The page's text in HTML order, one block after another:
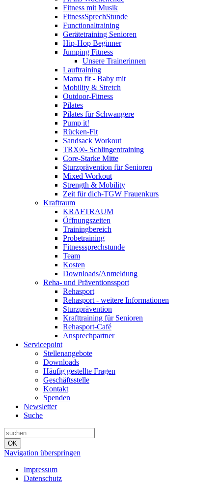
Fitness mit Musik
FitnessSprechStunde
Functionaltraining
Gerätetraining Senioren
Hip-Hop Beginner
Jumping Fitness
Unsere Trainerinnen
Lauftraining
Mama fit - Baby mit
Mobility & Stretch
Outdoor-Fitness
Pilates
Pilates für Schwangere
Pump it!
Rücken-Fit
Sandsack Workout
TRX®- Schlingentraining
Core-Starke Mitte
Sturzprävention für Senioren
Mixed Workout
Strength & Mobility
Zeit für dich-TGW Frauenkurs
Kraftraum
KRAFTRAUM
Öffnungszeiten
Trainingbereich
Probetraining
Fitnesssprechstunde
Team
Kosten
Downloads/Anmeldung
Reha- und Präventionssport
Rehasport
Rehasport - weitere Informationen
Sturzprävention
Krafttraining für Senioren
Rehasport-Café
Ansprechpartner
Servicepoint
Stellenangebote
Downloads
Häufig gestellte Fragen
Geschäftsstelle
Kontakt
Spenden
Newsletter
Suche
OK
Navigation überspringen
Impressum
Datenschutz